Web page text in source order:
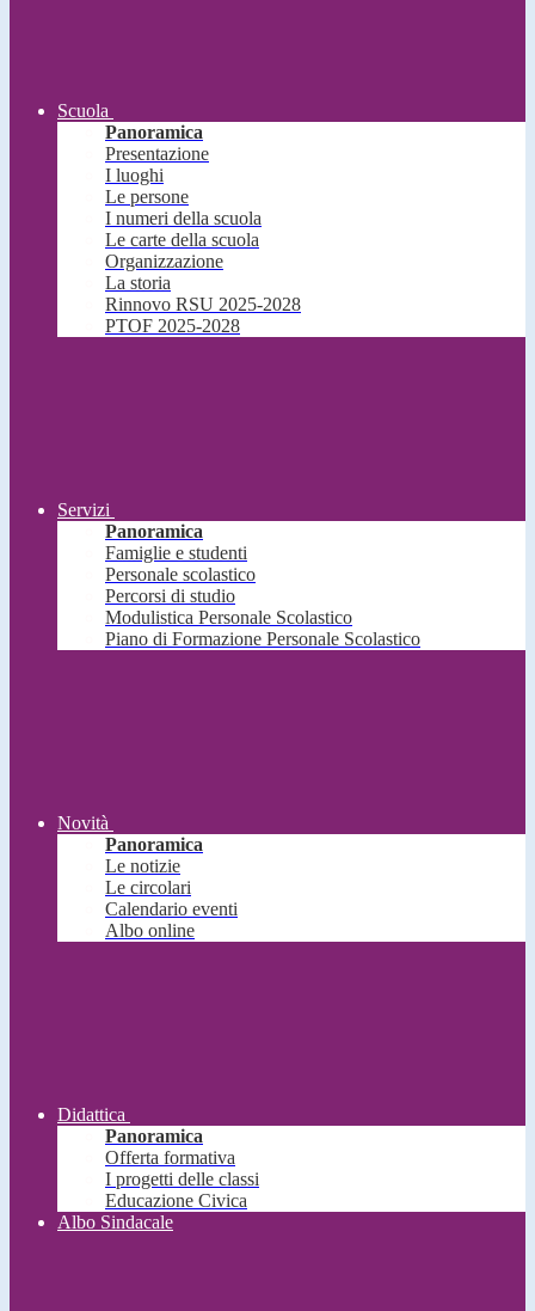
Scuola
Panoramica
Presentazione
I luoghi
Le persone
I numeri della scuola
Le carte della scuola
Organizzazione
La storia
Rinnovo RSU 2025-2028
PTOF 2025-2028
Servizi
Panoramica
Famiglie e studenti
Personale scolastico
Percorsi di studio
Modulistica Personale Scolastico
Piano di Formazione Personale Scolastico
Novità
Panoramica
Le notizie
Le circolari
Calendario eventi
Albo online
Didattica
Panoramica
Offerta formativa
I progetti delle classi
Educazione Civica
Albo Sindacale